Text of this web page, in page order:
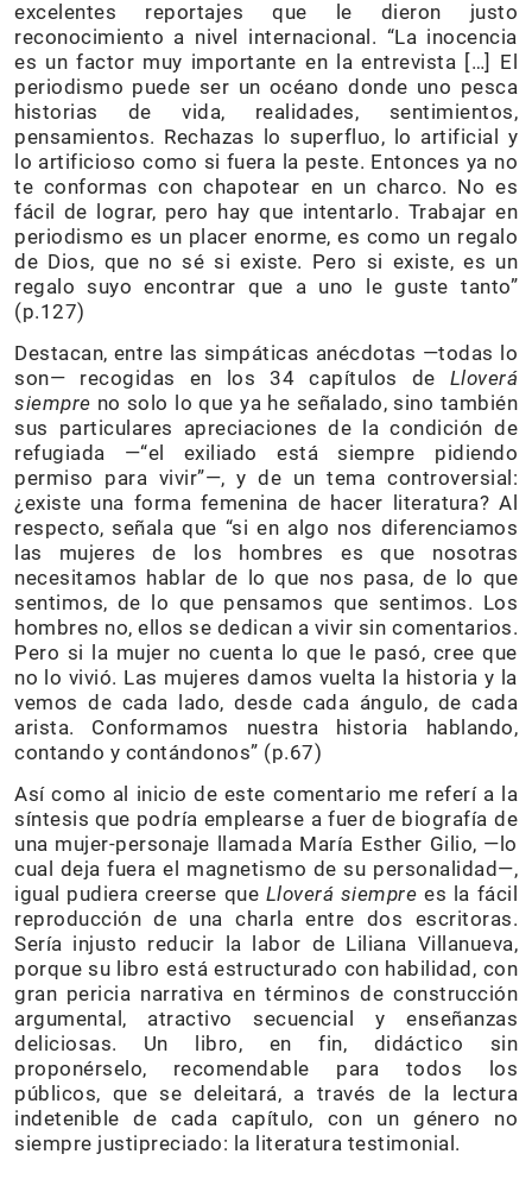
excelentes reportajes que le dieron justo
reconocimiento a nivel internacional. “La inocencia
es un factor muy importante en la entrevista […] El
periodismo puede ser un océano donde uno pesca
historias de vida, realidades, sentimientos,
pensamientos. Rechazas lo superfluo, lo artificial y
lo artificioso como si fuera la peste. Entonces ya no
te conformas con chapotear en un charco. No es
fácil de lograr, pero hay que intentarlo. Trabajar en
periodismo es un placer enorme, es como un regalo
de Dios, que no sé si existe. Pero si existe, es un
regalo suyo encontrar que a uno le guste tanto”
(p.127)
Destacan, entre las simpáticas anécdotas —todas lo
son— recogidas en los 34 capítulos de Lloverá
siempre no solo lo que ya he señalado, sino también
sus particulares apreciaciones de la condición de
refugiada —“el exiliado está siempre pidiendo
permiso para vivir”—, y de un tema controversial:
¿existe una forma femenina de hacer literatura? Al
respecto, señala que “si en algo nos diferenciamos
las mujeres de los hombres es que nosotras
necesitamos hablar de lo que nos pasa, de lo que
sentimos, de lo que pensamos que sentimos. Los
hombres no, ellos se dedican a vivir sin comentarios.
Pero si la mujer no cuenta lo que le pasó, cree que
no lo vivió. Las mujeres damos vuelta la historia y la
vemos de cada lado, desde cada ángulo, de cada
arista. Conformamos nuestra historia hablando,
contando y contándonos” (p.67)
Así como al inicio de este comentario me referí a la
síntesis que podría emplearse a fuer de biografía de
una mujer-personaje llamada María Esther Gilio, —lo
cual deja fuera el magnetismo de su personalidad—,
igual pudiera creerse que Lloverá siempre es la fácil
reproducción de una charla entre dos escritoras.
Sería injusto reducir la labor de Liliana Villanueva,
porque su libro está estructurado con habilidad, con
gran pericia narrativa en términos de construcción
argumental, atractivo secuencial y enseñanzas
deliciosas. Un libro, en fin, didáctico sin
proponérselo, recomendable para todos los
públicos, que se deleitará, a través de la lectura
indetenible de cada capítulo, con un género no
siempre justipreciado: la literatura testimonial.